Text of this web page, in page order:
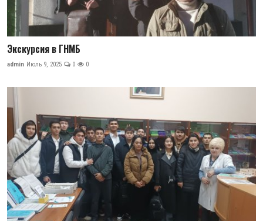
Экскурсия в ГНМБ
admin Июль 9, 2025 0 0